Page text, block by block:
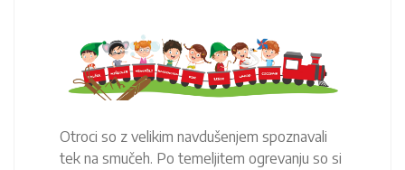
Otroci so z velikim navdušenjem spoznavali
tek na smučeh. Po temeljitem ogrevanju so si